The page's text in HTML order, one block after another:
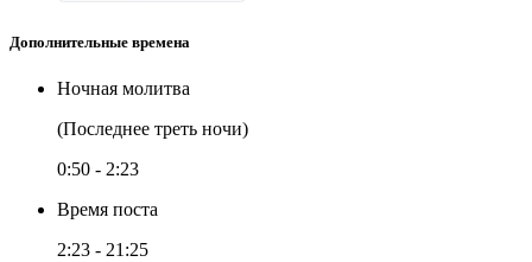
Дополнительные времена
Ночная молитва
(Последнее треть ночи)
0:50 - 2:23
Время поста
2:23 - 21:25